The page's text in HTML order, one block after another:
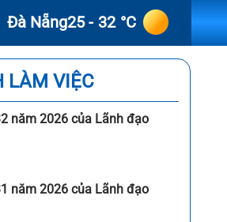
Đà Nẵng25 - 32 °C
LÀM VIỆC
năm 2026 của Lãnh đạo
năm 2026 của Lãnh đạo